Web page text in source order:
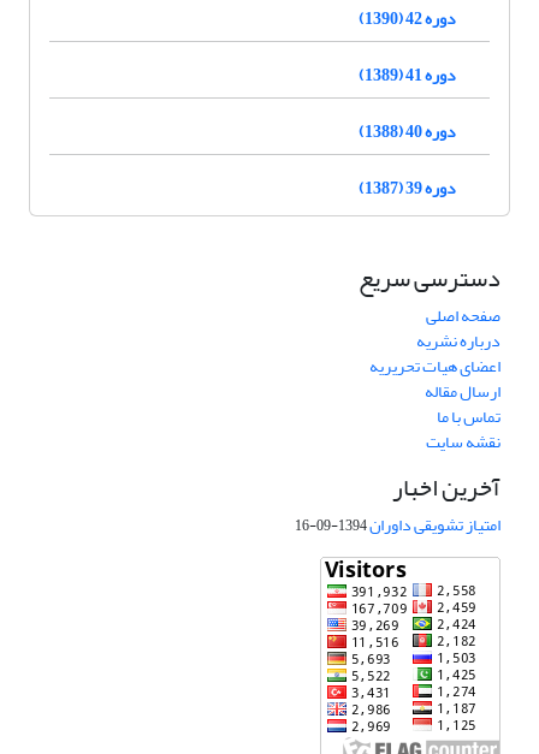
دوره 42 (1390)
دوره 41 (1389)
دوره 40 (1388)
دوره 39 (1387)
دسترسی سریع
صفحه اصلی
درباره نشریه
اعضای هیات تحریریه
ارسال مقاله
تماس با ما
نقشه سایت
آخرین اخبار
امتیاز تشویقی داوران1394-09-16